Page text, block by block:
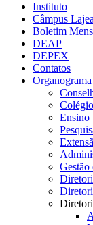
Instituto
Câmpus
Boletim
DEAP
DEPEX
Contatos
Organograma
Ensino
Gestão